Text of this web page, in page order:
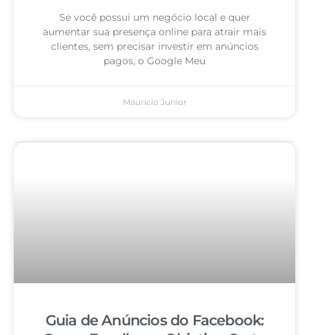
Se você possui um negócio local e quer
aumentar sua presença online para atrair mais
clientes, sem precisar investir em anúncios
pagos, o Google Meu
Mauricio Junior
Guia de Anúncios do Facebook: